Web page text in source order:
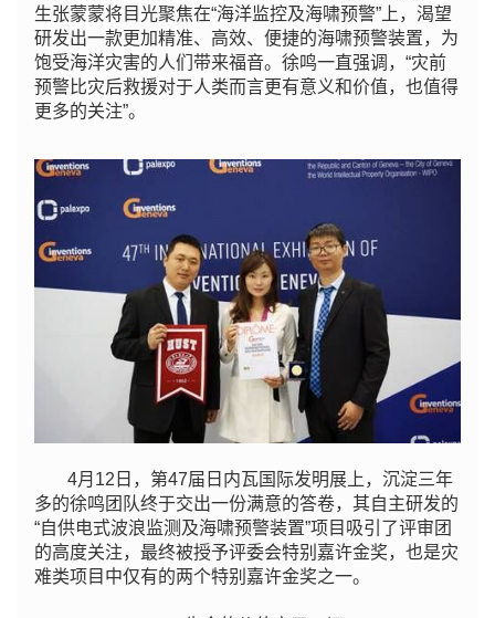
生张蒙蒙将目光聚焦在“海洋监控及海啸预警”上，渴望
研发出一款更加精准、高效、便捷的海啸预警装置，为
饱受海洋灾害的人们带来福音。徐鸣一直强调，“灾前
预警比灾后救援对于人类而言更有意义和价值，也值得
更多的关注”。
4月12日，第47届日内瓦国际发明展上，沉淀三年
多的徐鸣团队终于交出一份满意的答卷，其自主研发的
“自供电式波浪监测及海啸预警装置”项目吸引了评审团
的高度关注，最终被授予评委会特别嘉许金奖，也是灾
难类项目中仅有的两个特别嘉许金奖之一。